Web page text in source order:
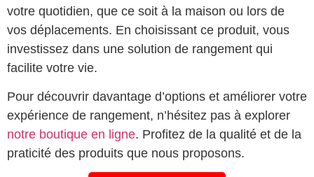
votre quotidien, que ce soit à la maison ou lors de
vos déplacements. En choisissant ce produit, vous
investissez dans une solution de rangement qui
facilite votre vie.
Pour découvrir davantage d’options et améliorer votre
expérience de rangement, n’hésitez pas à explorer
notre boutique en ligne. Profitez de la qualité et de la
praticité des produits que nous proposons.